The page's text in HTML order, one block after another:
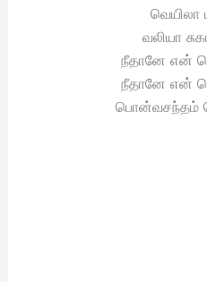
வெயிலா
வலியா
நீதானே என்
நீதானே என்
பொன்வசந்தம்